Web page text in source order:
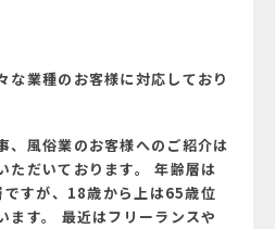
な業種のお客様に対応しており
、風俗業のお客様へのご紹介は
ただいております。 年齢層は
すが、18歳から上は65歳位
ます。 最近はフリーランスや